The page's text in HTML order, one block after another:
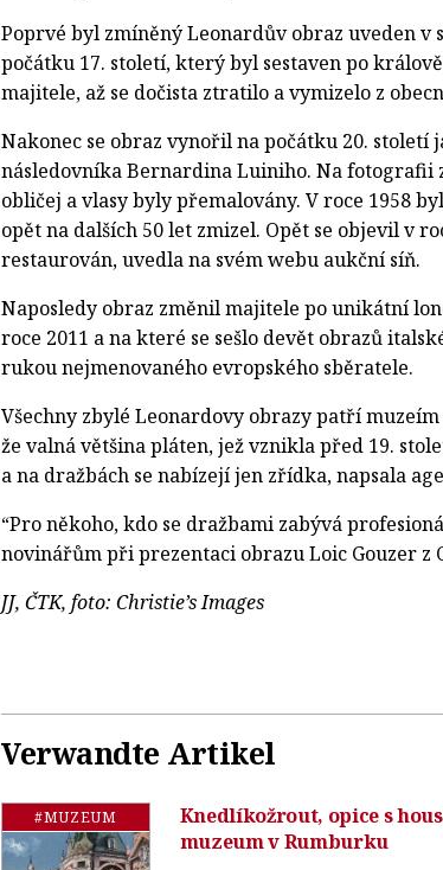
Poprvé byl zmíněný Leonardův obraz uveden v
počátku 17. století, který byl sestaven po
majitele, až se dočista ztratilo a vymizelo z
Nakonec se obraz vynořil na počátku 20. století
následovníka Bernardina Luiniho. Na fotografii
obličej a vlasy byly přemalovány. V roce 1958
opět na dalších 50 let zmizel. Opět se objevil v
restaurován, uvedla na svém webu aukční síň.
Naposledy obraz změnil majitele po unikátní
roce 2011 a na které se sešlo devět obrazů
rukou nejmenovaného evropského sběratele.
Všechny zbylé Leonardovy obrazy patří
že valná většina pláten, jež vznikla před 19.
a na dražbách se nabízejí jen zřídka, napsala
“Pro někoho, kdo se dražbami zabývá
novinářům při prezentaci obrazu Loic Gouzer z
JJ, ČTK, foto: Christie’s Images
Verwandte Artikel
#MUZEUM
Knedlíkožrout, opice s
muzeum v Rumburku